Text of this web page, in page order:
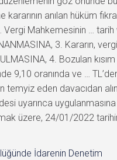
anılan hüküm
Mahkemesinin … tarih
3. Kararın,
4. Bozulan
9,10 oranında ve …
temyiz eden davacıdan
uyarınca
üzere, 24/01/2022
İdarenin Denetim